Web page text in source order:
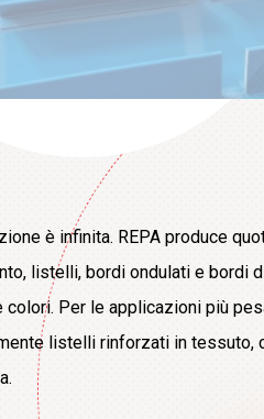
è infinita. REPA produce
listelli, bordi ondulati e bordi
colori. Per le applicazioni più
listelli rinforzati in tessuto,